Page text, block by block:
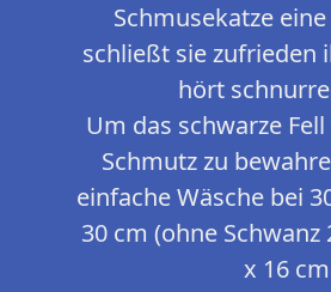
Schmusekatze
schließt sie zufrieden
hört
Um das schwarze
Schmutz zu
einfache Wäsche bei
30 cm (ohne Schwanz
x 16 cm